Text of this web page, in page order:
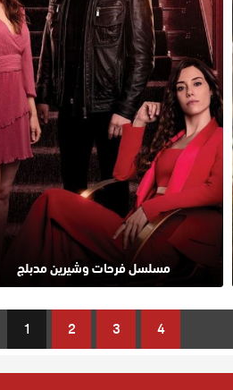
مسلسل فرحات وشيرين مدبلج
1 2 3 4